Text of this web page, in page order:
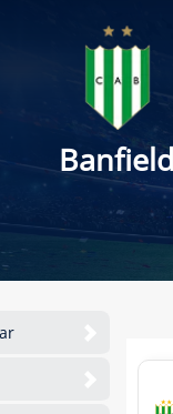
Banfield